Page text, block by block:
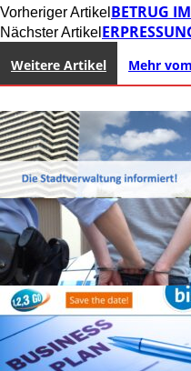
Vorheriger Artikel BETRUG
Nächster Artikel
Weitere Artikel Mehr
FB Kultur
FB News
1,2,3 GO®